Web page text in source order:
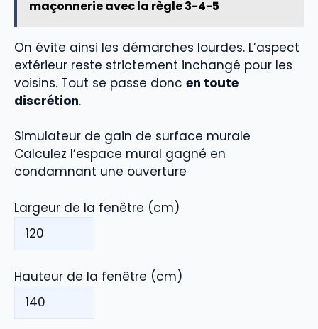
maçonnerie avec la règle 3-4-5
On évite ainsi les démarches lourdes. L’aspect
extérieur reste strictement inchangé pour les
voisins. Tout se passe donc en toute
discrétion.
Simulateur de gain de surface murale
Calculez l’espace mural gagné en
condamnant une ouverture
Largeur de la fenêtre (cm)
Hauteur de la fenêtre (cm)